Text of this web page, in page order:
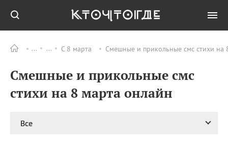
С 8 марта Смешные и прикольные смс стихи на
Смешные и прикольные смс
стихи на 8 марта онлайн
Все
ПРАЗДНИКИ Все
08.08 День «Счастье
Happens Day)